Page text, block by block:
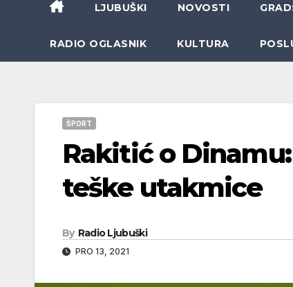
LJUBUŠKI NOVOSTI
RADIO OGLASNIK KULTURA
ŠPORT
Rakitić o
teške utakmice
By Radio Ljubuški
PRO 13, 2021